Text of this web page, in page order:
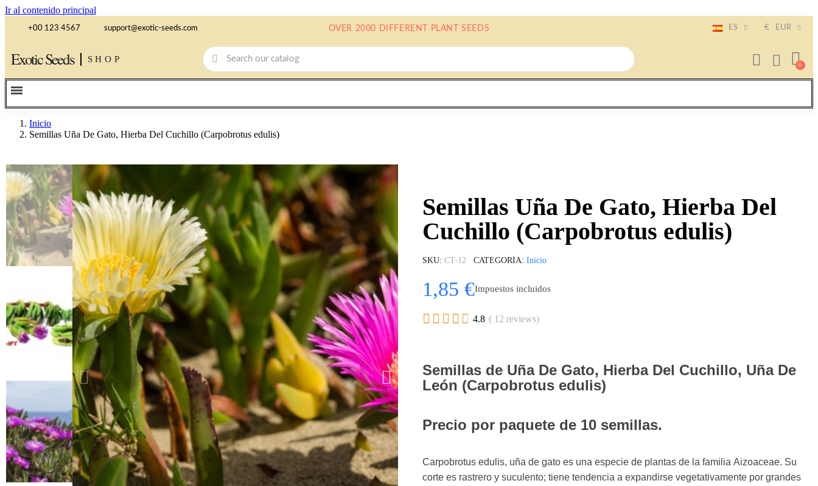
Ir al contenido principal
+00 123 4567 support@exotic-seeds.com OVER 2000 DIFFERENT PLANT SEEDS ES € EUR
Exotic Seeds SHOP
Inicio
Semillas Uña De Gato, Hierba Del Cuchillo (Carpobrotus edulis)
Semillas Uña De Gato, Hierba Del
Cuchillo (Carpobrotus edulis)
SKU CT-12 CATEGORÍA Inicio
1,85 €Impuestos incluidos
     4.8 ( 12 reviews)
Semillas de Uña De Gato, Hierba Del Cuchillo, Uña De
León (Carpobrotus edulis)
Precio por paquete de 10 semillas.
Carpobrotus edulis, uña de gato es una especie de plantas de la familia Aizoaceae. Su
corte es rastrero y suculento; tiene tendencia a expandirse vegetativamente por grandes